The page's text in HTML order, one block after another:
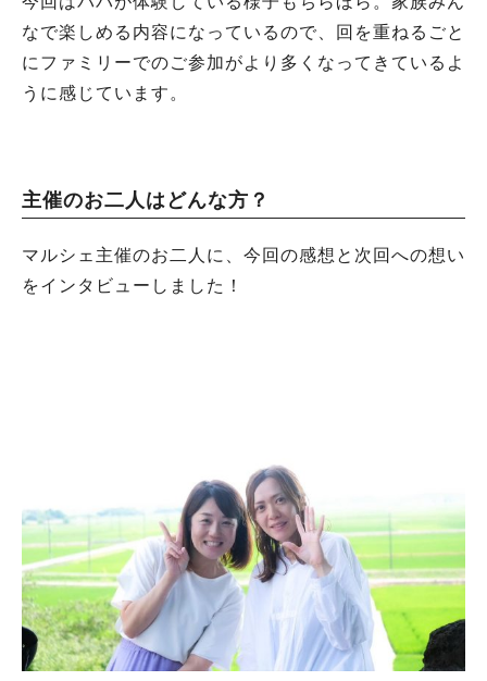
なで楽しめる内容になっているので、回を重ねるごと
にファミリーでのご参加がより多くなってきているよ
うに感じています。
主催のお二人はどんな方？
マルシェ主催のお二人に、今回の感想と次回への想い
をインタビューしました！